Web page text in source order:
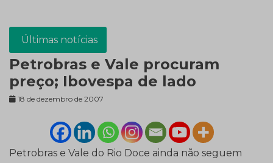
Últimas notícias
Petrobras e Vale procuram
preço; Ibovespa de lado
18 de dezembro de 2007
Petrobras e Vale do Rio Doce ainda não seguem